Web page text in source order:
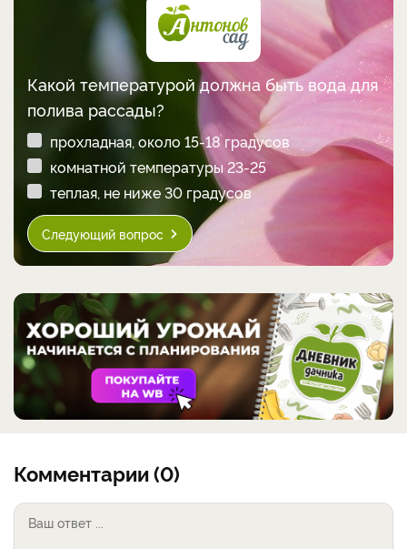
Какой температурой должна быть вода для
полива рассады?
прохладная, около 15-18 градусов
комнатной температуры 23-25
теплая, не ниже 30 градусов
Следующий вопрос
Комментарии (0)